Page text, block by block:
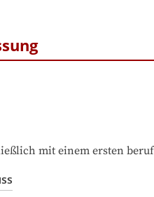
mit einem ersten